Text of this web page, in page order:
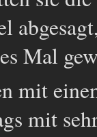
Mal
mit
mit